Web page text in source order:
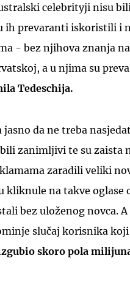
celebrityji nisu
ih prevaranti iskoristili i
- bez njihova znanja
a u njima su
Tedeschija.
da ne treba
zanimljivi te su zaista
zaradili veliki
kliknule na takve oglase
bez uloženog novca.
slučaj korisnika koji
skoro pola